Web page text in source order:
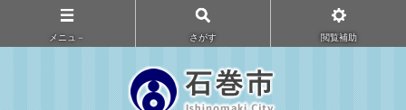
メニュ－ さがす 閲覧補助